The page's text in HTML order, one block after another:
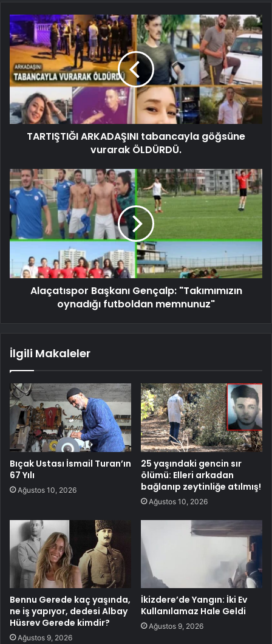
TARTIŞTIĞI ARKADAŞINI tabancayla göğsüne
vurarak ÖLDÜRDÜ.
Alaçatıspor Başkanı Gençalp: "Takımımızın
oynadığı futboldan memnunuz"
İlgili Makaleler
Bıçak Ustası İsmail Turan’ın
67 Yılı
Ağustos 10, 2026
25 yaşındaki gencin sır
ölümü: Elleri arkadan
bağlanıp zeytinliğe atılmış!
Ağustos 10, 2026
Bennu Gerede kaç yaşında,
ne iş yapıyor, dedesi Albay
Hüsrev Gerede kimdir?
Ağustos 9, 2026
İkizdere’de Yangın: İki Ev
Kullanılamaz Hale Geldi
Ağustos 9, 2026